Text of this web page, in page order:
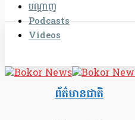
បណ្តាញ
Podcasts
Videos
ព័ត៌មានជាតិ